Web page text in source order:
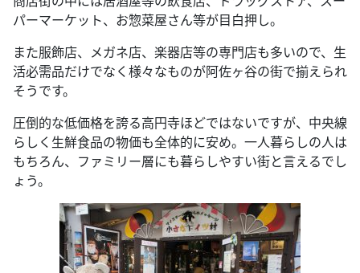
パーマーケット、お惣菜屋さん等が目白押し。
また服飾店、メガネ店、楽器店等の専門店も多いので、生
活必需品だけでなく様々なものが阿佐ヶ谷の街で揃えられ
そうです。
圧倒的な低価格を誇る高円寺ほどではないですが、中央線
らしく生鮮食品の物価も全体的に安め。一人暮らしの人は
もちろん、ファミリー層にも暮らしやすい街と言えるでし
ょう。